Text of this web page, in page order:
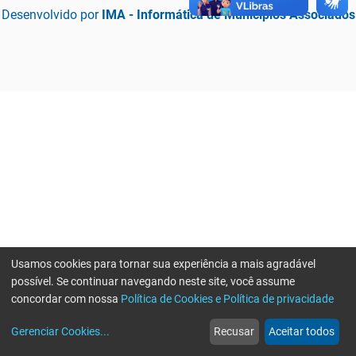
Desenvolvido por IMA - Informática de Municípios Associados
web
Notícias
more_horiz
Mais
Usamos cookies para tornar sua experiência a mais agradável
possível. Se continuar navegando neste site, você assume
concordar com nossa Política de Cookies e Política de privacidade
Gerenciar Cookies... Recusar Aceitar todos
Erro ao enviar informações, por favor tente novamente